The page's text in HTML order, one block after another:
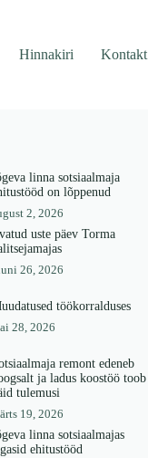
Hinnakiri Kontakt
linna sotsiaalmaja
on lõppenud
2, 2026
uste päev Torma
26, 2026
töökorralduses
28, 2026
remont edeneb
ja ladus koostöö toob
tulemusi
19, 2026
linna sotsiaalmajas
ehitustööd